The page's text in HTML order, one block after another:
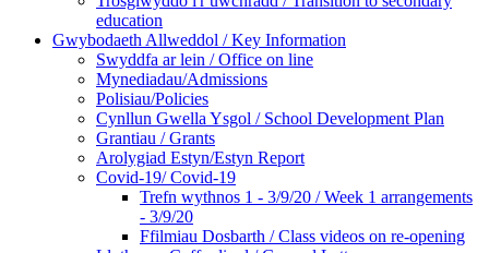
education
Gwybodaeth Allweddol / Key Information
Swyddfa ar lein / Office on line
Mynediadau/Admissions
Polisiau/Policies
Cynllun Gwella Ysgol / School Development Plan
Grantiau / Grants
Arolygiad Estyn/Estyn Report
Covid-19/ Covid-19
Trefn wythnos 1 - 3/9/20 / Week 1 arrangements
- 3/9/20
Ffilmiau Dosbarth / Class videos on re-opening